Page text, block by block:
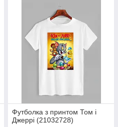
Футболка з принтом Том і
Джеррі (21032728)